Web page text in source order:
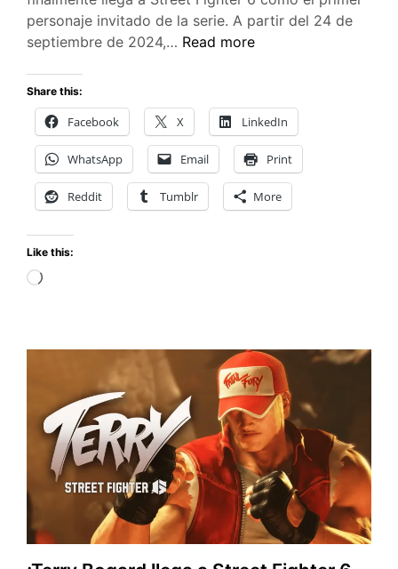
personaje invitado de la serie. A partir del 24 de
septiembre de 2024,… Street
Terry
Bogard
se
une
al
elenco
Read more
Share this:
Facebook X LinkedIn
WhatsApp Email Print
Reddit Tumblr More
Like this:
Loading…